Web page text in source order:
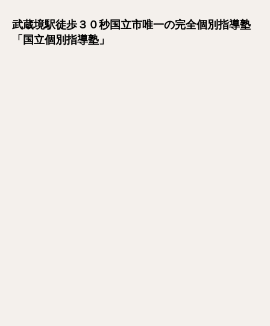
武蔵境駅徒歩３０秒国立市唯一の完全個別指導塾
「国立個別指導塾」